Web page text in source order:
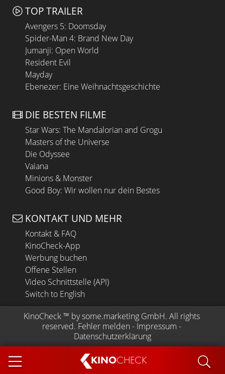
KINOCHECK
TOP TRAILER
Avengers 5: Doomsday
Spider-Man 4: Brand New Day
Jumanji: Open World
Resident Evil
Mayday
Ebenezer: Eine Weihnachtsgeschichte
DIE BESTEN FILME
Star Wars: The Mandalorian and Grogu
Masters of the Universe
Die Odyssee
Vaiana
Minions & Monster
Good Boy: Wir wollen nur dein Bestes
KONTAKT UND MEHR
Kontakt & FAQ
KinoCheck-App
Werbung buchen
Offene Stellen
Video Schnittstelle (API)
Switch to English
KinoCheck ™ by some.marketing GmbH. All rights
reserved. Fehler melden - Impressum -
Datenschutzerklärung